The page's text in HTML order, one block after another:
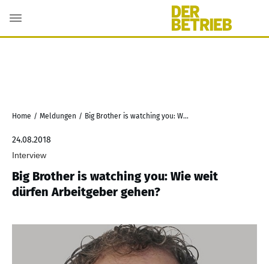
Home / Meldungen / Big Brother is watching you: Wie weit dürfen Arbeitgeber gehen?
24.08.2018
Interview
Big Brother is watching you: Wie weit
dürfen Arbeitgeber gehen?